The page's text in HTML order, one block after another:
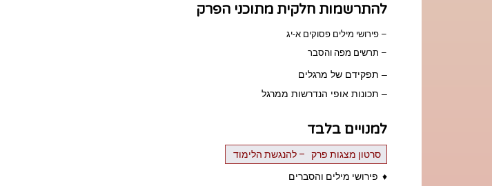
להתרשמות חלקית מתוכני הפרק
– פירושי מילים פסוקים א-יג
– תרשים מפה והסבר
– תפקידם של מרגלים
– תכונות אופי הנדרשות ממרגל
למנויים בלבד
סרטון מצגות פרק – להנגשת הלימוד
♦ פירושי מילים והסברים